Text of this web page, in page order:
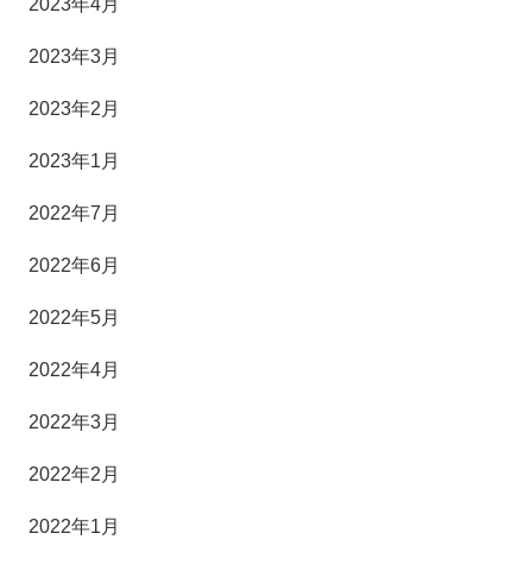
2023年3月
2023年2月
2023年1月
2022年7月
2022年6月
2022年5月
2022年4月
2022年3月
2022年2月
2022年1月